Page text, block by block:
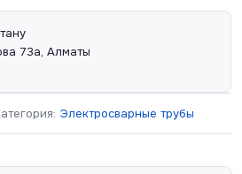
73а, Алматы
Электросварные трубы